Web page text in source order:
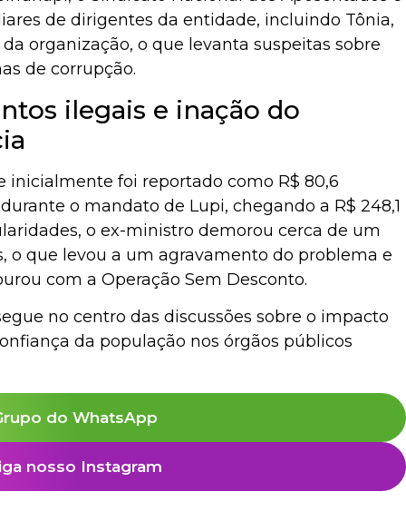
de dirigentes da entidade, incluindo Tônia,
organização, o que levanta suspeitas sobre
de corrupção.
ilegais e inação do
inicialmente foi reportado como R$ 80,6
o mandato de Lupi, chegando a R$ 248,1
o ex-ministro demorou cerca de um
o que levou a um agravamento do problema e
com a Operação Sem Desconto.
no centro das discussões sobre o impacto
da população nos órgãos públicos
do WhatsApp
nosso Instagram